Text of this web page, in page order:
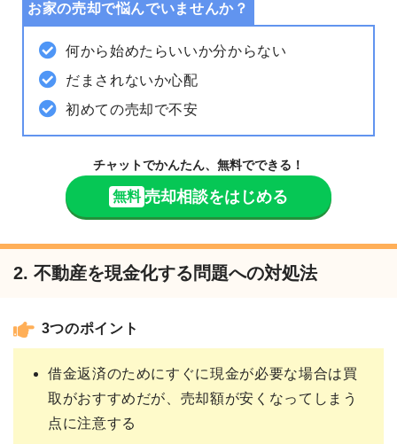
お家の売却で悩んでいませんか？
何から始めたらいいか分からない
だまされないか心配
初めての売却で不安
チャットでかんたん、無料でできる！
無料 売却相談をはじめる
2. 不動産を現金化する問題への対処法
3つのポイント
借金返済のためにすぐに現金が必要な場合は買
取がおすすめだが、売却額が安くなってしまう
点に注意する